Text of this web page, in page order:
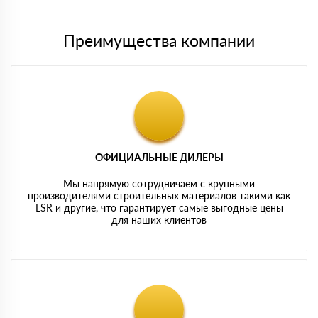
Преимущества компании
ОФИЦИАЛЬНЫЕ ДИЛЕРЫ
Мы напрямую сотрудничаем с крупными
производителями строительных материалов такими как
LSR и другие, что гарантирует самые выгодные цены
для наших клиентов